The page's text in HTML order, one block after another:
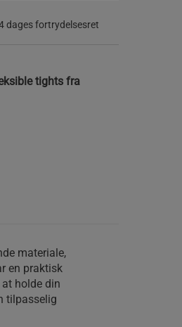
dages fortrydelsesret
tights fra
materiale,
en praktisk
holde din
tilpasselig